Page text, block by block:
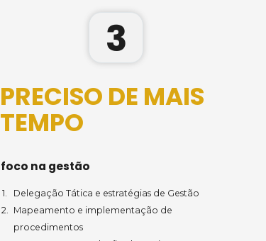
3
PRECISO DE MAIS
TEMPO
foco na gestão
Delegação Tática e estratégias de Gestão
Mapeamento e implementação de
procedimentos